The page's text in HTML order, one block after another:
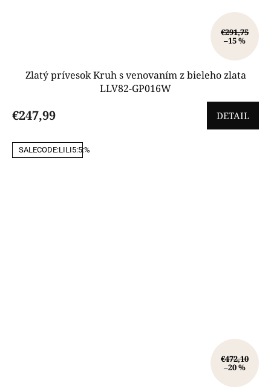
€291,75
–15 %
Zlatý prívesok Kruh s venovaním z bieleho zlata
LLV82-GP016W
€247,99 DETAIL
SALECODE:LILI5:5:%
€472,10
–20 %